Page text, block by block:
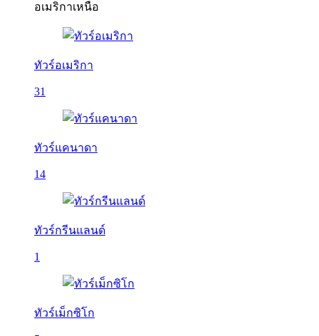
อเมริกาเหนือ
ทัวร์อเมริกา
31
ทัวร์แคนาดา
14
ทัวร์กรีนแลนด์
1
ทัวร์เม็กซิโก